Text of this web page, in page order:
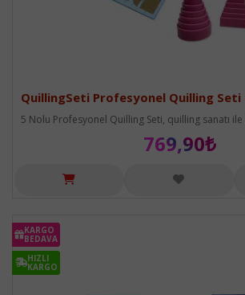
QuillingSeti Profesyonel Quilling Seti
5 Nolu Profesyonel Quilling Seti, quilling sanatı ile
769,90₺
KARGO
BEDAVA
HIZLI
KARGO
KARGO
BEDAVA
HIZLI
KARGO